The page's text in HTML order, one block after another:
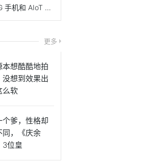
小米 10 年再创业，高端 5G 手机和 AIoT 有多少机会？
更多
本想酷酷地拍
没想到效果出
么软
个爹，性格却
同，《庆余
3位皇